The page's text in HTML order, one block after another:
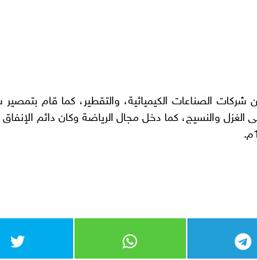
الصناعات الكيميائية، والتقطير، كما قام بتمصير
والنسيج، كما دخل مجال الرياضة وكان دائم